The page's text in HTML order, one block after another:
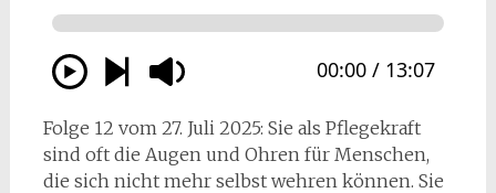
Folge 12 vom 27. Juli 2025: Sie als Pflegekraft
sind oft die Augen und Ohren für Menschen,
die sich nicht mehr selbst wehren können. Sie